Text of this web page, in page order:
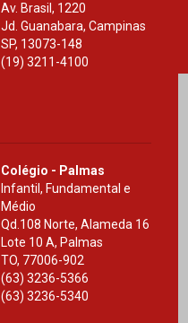
Av. Brasil, 1220
Jd. Guanabara, Campinas
SP, 13073-148
(19) 3211-4100
Colégio - Palmas
Infantil, Fundamental e
Médio
Qd.108 Norte, Alameda 16
Lote 10 A, Palmas
TO, 77006-902
(63) 3236-5366
(63) 3236-5340